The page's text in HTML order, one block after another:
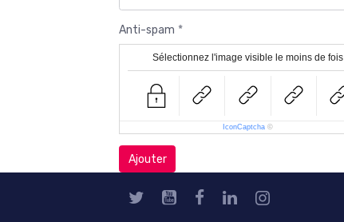
Anti-spam
Sélectionnez l'image visible le moins de fois
IconCaptcha ©
Ajouter